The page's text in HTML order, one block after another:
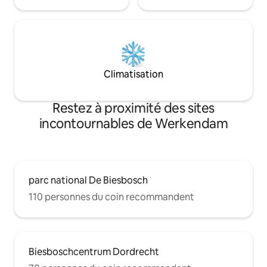
Climatisation
Restez à proximité des sites
incontournables de Werkendam
parc national De Biesbosch
110 personnes du coin recommandent
Biesboschcentrum Dordrecht